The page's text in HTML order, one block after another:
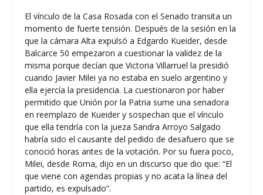
El vínculo de la Casa Rosada con el Senado transita un
momento de fuerte tensión. Después de la sesión en la
que la cámara Alta expulsó a Edgardo Kueider, desde
Balcarce 50 empezaron a cuestionar la validez de la
misma porque decían que Victoria Villarruel la presidió
cuando Javier Milei ya no estaba en suelo argentino y
ella ejercía la presidencia. La cuestionaron por haber
permitido que Unión por la Patria sume una senadora
en reemplazo de Kueider y sospechan que el vínculo
que ella tendría con la jueza Sandra Arroyo Salgado
habría sido el causante del pedido de desafuero que se
conoció horas antes de la votación. Por su fuera poco,
Milei, desde Roma, dijo en un discurso que dio que: “El
que viene con agendas propias y no acata la línea del
partido, es expulsado”.